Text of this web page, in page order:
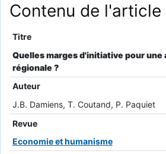
Contenu de l'article
Titre
Quelles marges d'initiative pour une
régionale ?
Auteur
J.B. Damiens, T. Coutand, P. Paquiet
Revue
Economie et humanisme